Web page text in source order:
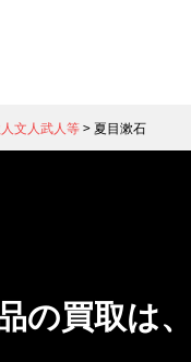
文人武人等> 夏目漱石
の買取は